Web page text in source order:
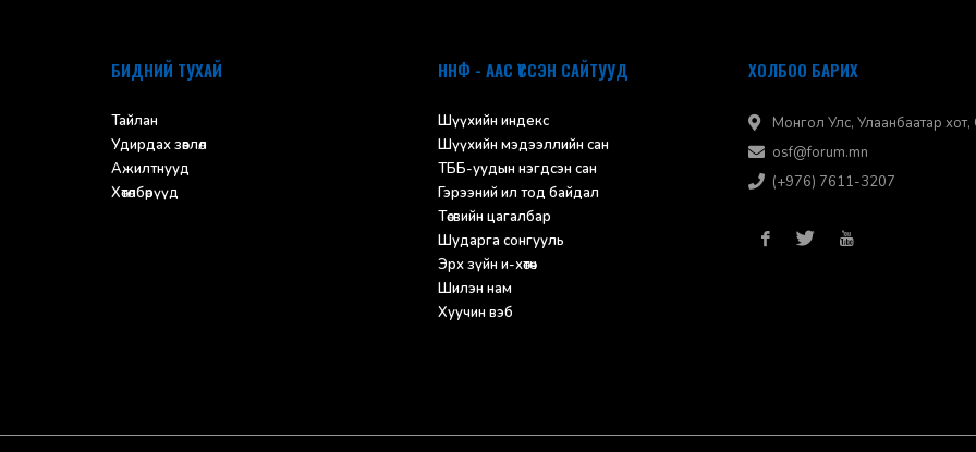
БИДНИЙ ТУХАЙ
Тайлан
Удирдах зөвлөл
Ажилтнууд
Хөтөлбөрүүд
ННФ - ААС ҮҮССЭН САЙТУУД
Шүүхийн индекс
Шүүхийн мэдээллийн сан
ТББ-уудын нэгдсэн сан
Гэрээний ил тод байдал
Төсвийн цагалбар
Шударга сонгууль
Эрх зүйн и-хөтөч
Шилэн нам
Хуучин вэб
ХОЛБОО БАРИХ
Монгол Улс, Улаанбаатар хот,
osf@forum.mn
(+976) 7611-3207